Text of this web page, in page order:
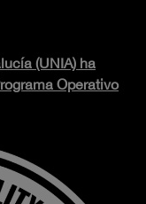
(UNIA) ha
Operativo